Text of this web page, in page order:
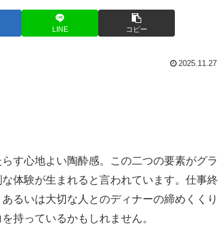
LINE コピー
2025.11.27
す心地よい陶酔感。この二つの要素がグラ
体験が生まれると言われています。仕事終
るいは大切な人とのディナーの締めくくり
持っているかもしれません。